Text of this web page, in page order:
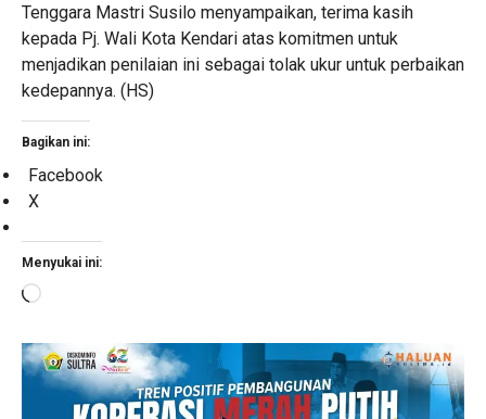
Tenggara Mastri Susilo menyampaikan, terima kasih
kepada Pj. Wali Kota Kendari atas komitmen untuk
menjadikan penilaian ini sebagai tolak ukur untuk perbaikan
kedepannya. (HS)
Bagikan ini:
Facebook
X
Menyukai ini:
Memuat...